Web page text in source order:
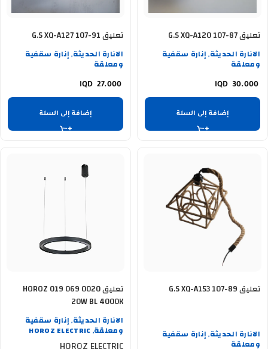
تعليق G.S XQ-A120 107-87
الانارة الحديثة, إنارة سقفية
ومعلقة
30.000
إضافة إلى السلة
تعليق G.S XQ-A127 107-91
الانارة الحديثة, إنارة سقفية
ومعلقة
27.000
إضافة إلى السلة
تعليق G.S XQ-A153 107-89
الانارة الحديثة, إنارة سقفية
ومعلقة
تعليق HOROZ 019 069 0020
20W BL 4000K
الانارة الحديثة, إنارة سقفية
ومعلقة,
HOROZ ELECTRIC